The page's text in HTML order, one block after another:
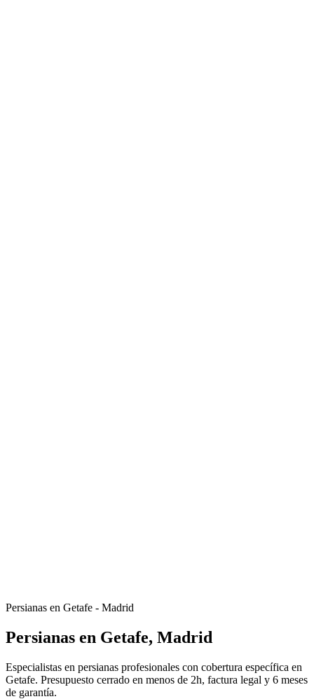
Persianas en Getafe - Madrid
Persianas en Getafe, Madrid
Especialistas en persianas profesionales con cobertura específica en
Getafe. Presupuesto cerrado en menos de 2h, factura legal y 6 meses
de garantía.